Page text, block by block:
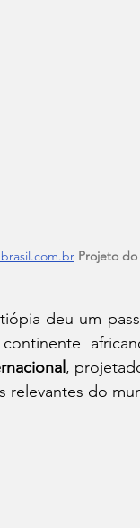
Projeto
deu um
,
relevantes do